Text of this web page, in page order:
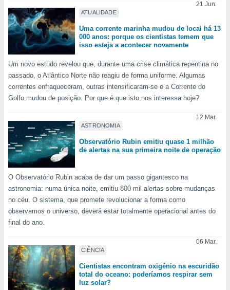
para
navegação
não
cookies
o
ou
Pode
de
através
únicos
para
ATUALIDADE
21 Jun.
Uma corrente marinha mudou de local há 13
000 anos: porque os cientistas temem que
isso esteja a acontecer novamente
Um novo estudo revelou que, durante uma crise climática repentina no
passado, o Atlântico Norte não reagiu de forma uniforme. Algumas
correntes enfraqueceram, outras intensificaram-se e a Corrente do
Golfo mudou de posição. Por que é que isto nos interessa hoje?
ASTRONOMIA
12 Mar.
Observatório Rubin emitiu quase 1 milhão
de alertas na sua primeira noite de operação
O Observatório Rubin acaba de dar um passo gigantesco na
astronomia: numa única noite, emitiu 800 mil alertas sobre mudanças
no céu. O sistema, que promete revolucionar a forma como
observamos o universo, deverá estar totalmente operacional antes do
final do ano.
CIÊNCIA
06 Mar.
Cientistas encontram oxigénio na escuridão
total do oceano: poderíamos respirar sem
luz solar?